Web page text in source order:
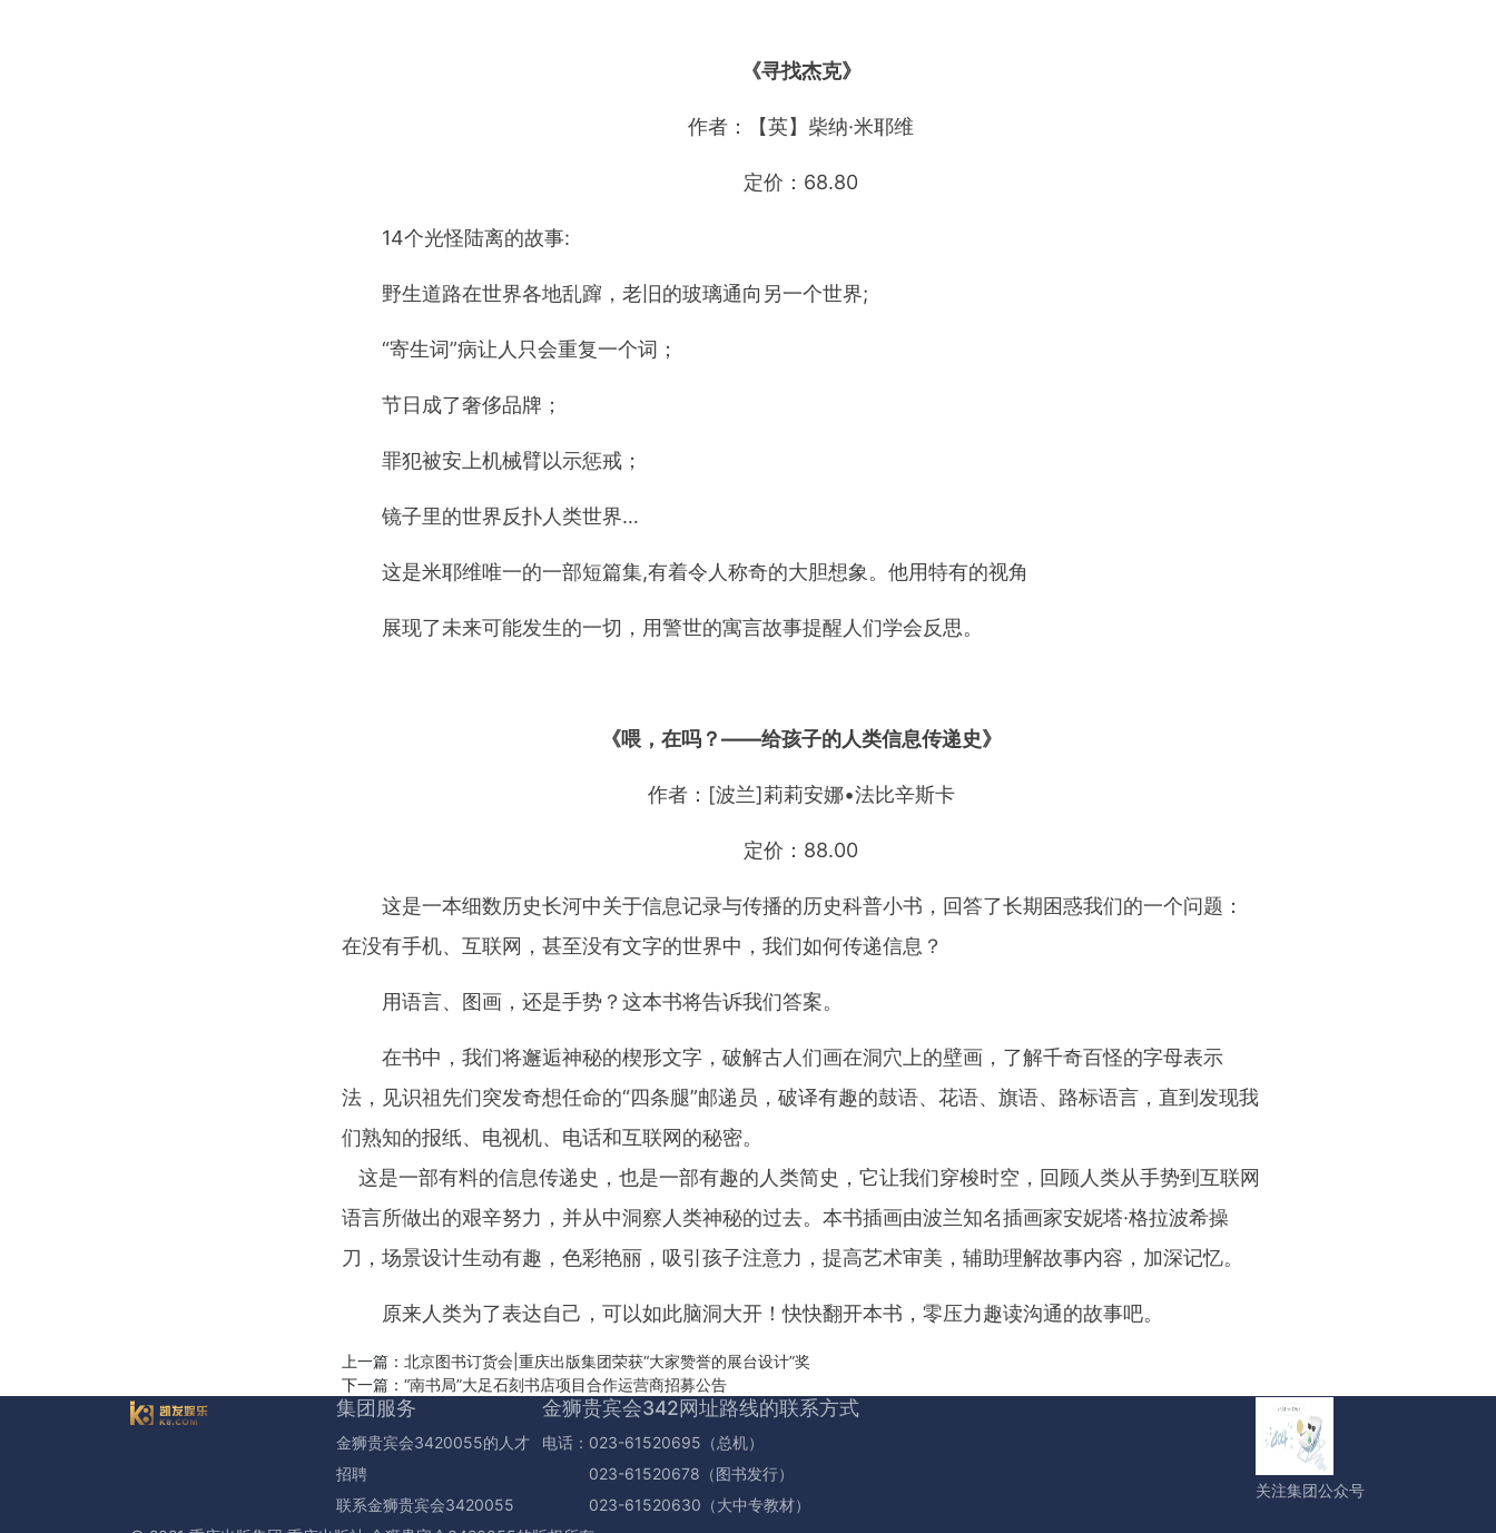
《寻找杰克》
作者：【英】柴纳·米耶维
定价：68.80
14个光怪陆离的故事:
野生道路在世界各地乱蹿，老旧的玻璃通向另一个世界;
“寄生词”病让人只会重复一个词；
节日成了奢侈品牌；
罪犯被安上机械臂以示惩戒；
镜子里的世界反扑人类世界…
这是米耶维唯一的一部短篇集,有着令人称奇的大胆想象。他用特有的视角
展现了未来可能发生的一切，用警世的寓言故事提醒人们学会反思。
《喂，在吗？——给孩子的人类信息传递史》
作者：[波兰]莉莉安娜•法比辛斯卡
定价：88.00
这是一本细数历史长河中关于信息记录与传播的历史科普小书，回答了长期困惑我们的一个问题：
在没有手机、互联网，甚至没有文字的世界中，我们如何传递信息？
用语言、图画，还是手势？这本书将告诉我们答案。
在书中，我们将邂逅神秘的楔形文字，破解古人们画在洞穴上的壁画，了解千奇百怪的字母表示
法，见识祖先们突发奇想任命的“四条腿”邮递员，破译有趣的鼓语、花语、旗语、路标语言，直到发现我
们熟知的报纸、电视机、电话和互联网的秘密。
这是一部有料的信息传递史，也是一部有趣的人类简史，它让我们穿梭时空，回顾人类从手势到互联网
语言所做出的艰辛努力，并从中洞察人类神秘的过去。本书插画由波兰知名插画家安妮塔·格拉波希操
刀，场景设计生动有趣，色彩艳丽，吸引孩子注意力，提高艺术审美，辅助理解故事内容，加深记忆。
原来人类为了表达自己，可以如此脑洞大开！快快翻开本书，零压力趣读沟通的故事吧。
上一篇： 北京图书订货会|重庆出版集团荣获“大家赞誉的展台设计”奖
下一篇： “南书局”大足石刻书店项目合作运营商招募公告
集团服务
金狮贵宾会3420055的人才
招聘
联系金狮贵宾会3420055
金狮贵宾会342网址路线的联系方式
电话：023-61520695（总机）
023-61520678（图书发行）
023-61520630（大中专教材）
关注集团公众号